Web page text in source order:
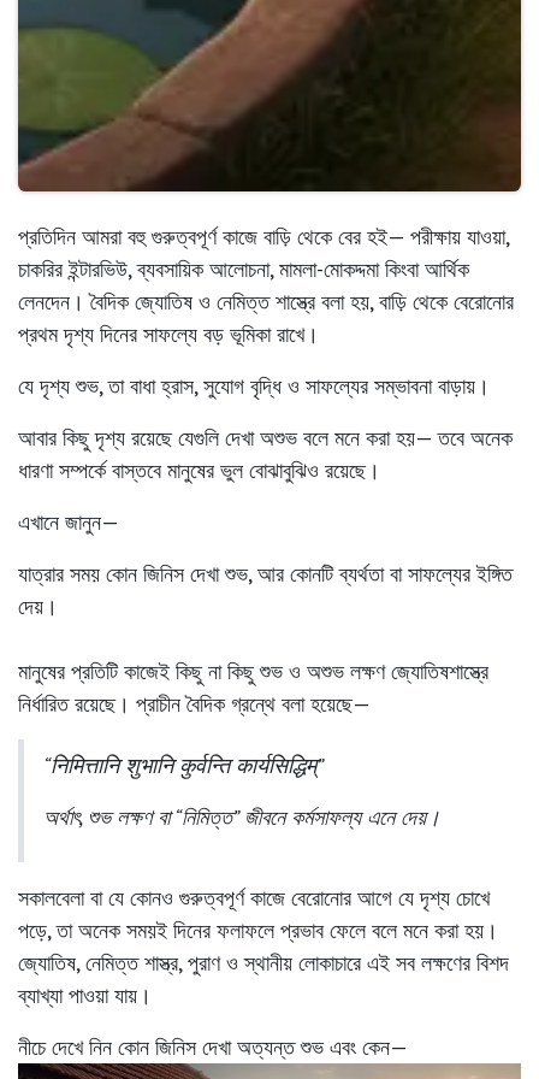
প্রতিদিন আমরা বহু গুরুত্বপূর্ণ কাজে বাড়ি থেকে বের হই— পরীক্ষায় যাওয়া,
চাকরির ইন্টারভিউ, ব্যবসায়িক আলোচনা, মামলা-মোকদ্দমা কিংবা আর্থিক
লেনদেন। বৈদিক জ্যোতিষ ও নেমিত্ত শাস্ত্রে বলা হয়,বাড়ি থেকে বেরোনোর
প্রথম দৃশ্য দিনের সাফল্যে বড় ভূমিকা রাখে।
যে দৃশ্য শুভ, তাবাধা হ্রাস, সুযোগ বৃদ্ধি ও সাফল্যের সম্ভাবনা বাড়ায়।
আবার কিছু দৃশ্য রয়েছে যেগুলি দেখা অশুভ বলে মনে করা হয়— তবে অনেক
ধারণা সম্পর্কে বাস্তবে মানুষের ভুল বোঝাবুঝিও রয়েছে।
এখানে জানুন—
যাত্রার সময় কোন জিনিস দেখাশুভ, আর কোনটিব্যর্থতা বা সাফল্যের ইঙ্গিত
দেয়।
মানুষের প্রতিটি কাজেই কিছু না কিছু শুভ ও অশুভ লক্ষণ জ্যোতিষশাস্ত্রে
নির্ধারিত রয়েছে। প্রাচীন বৈদিক গ্রন্থে বলা হয়েছে—
“निमित्तानि शुभानि कुर्वन्ति कार्यसिद्धिम्”
অর্থাৎ, শুভ লক্ষণ বা “নিমিত্ত” জীবনে কর্মসাফল্য এনে দেয়।
সকালবেলা বা যে কোনও গুরুত্বপূর্ণ কাজে বেরোনোর আগে যে দৃশ্য চোখে
পড়ে, তা অনেক সময়ই দিনের ফলাফলে প্রভাব ফেলে বলে মনে করা হয়।
জ্যোতিষ, নেমিত্ত শাস্ত্র, পুরাণ ও স্থানীয় লোকাচারে এই সব লক্ষণের বিশদ
ব্যাখ্যা পাওয়া যায়।
নীচে দেখে নিন কোন জিনিস দেখা অত্যন্ত শুভ এবং কেন—